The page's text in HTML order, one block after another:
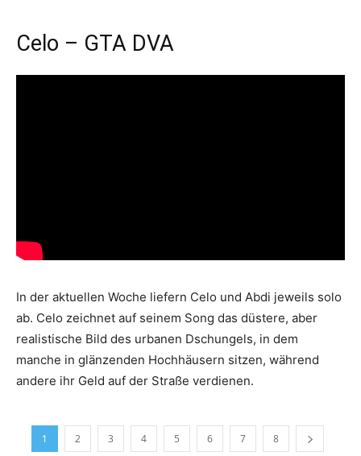
Celo – GTA DVA
In der aktuellen Woche liefern Celo und Abdi jeweils solo
ab. Celo zeichnet auf seinem Song das düstere, aber
realistische Bild des urbanen Dschungels, in dem
manche in glänzenden Hochhäusern sitzen, während
andere ihr Geld auf der Straße verdienen.
1 2 3 4 5 6 7 8